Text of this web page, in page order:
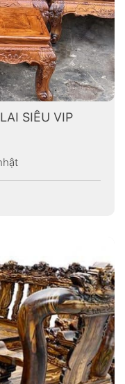
SIÊU VIP